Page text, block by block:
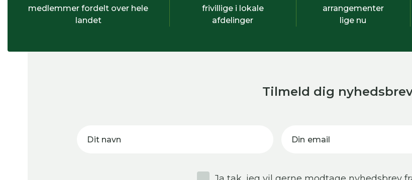
medlemmer fordelt over hele
landet
frivillige i lokale
afdelinger
arrangementer
lige nu
Tilmeld dig
Dit navn Din email